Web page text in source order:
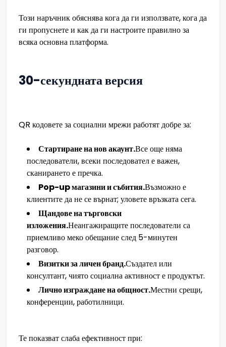
Този наръчник обяснява кога да ги използвате, кога да
ги пропуснете и как да ги настроите правилно за
всяка основна платформа.
30-секундната версия
QR кодовете за социални мрежи работят добре за:
Стартиране на нов акаунт.Все още няма
последователи, всеки последовател е важен,
сканирането е пречка.
Pop-up магазини и събития.Възможно е
клиентите да не се върнат; уловете връзката сега.
Щандове на търговски
изложения.Неангажиращите последователи са
приемливо меко обещание след 5-минутен
разговор.
Визитки за личен бранд.Създател или
консултант, чиято социална активност е продуктът.
Лично изграждане на общност.Местни срещи,
конференции, работилници.
Те показват слаба ефективност при: